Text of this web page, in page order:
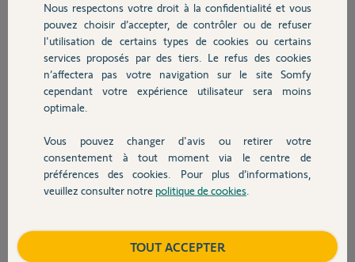
Chauffage
Autres produits
Devis avec un pro
Contact
PIERRE L.
il y a environ 6 ans
Participer au fil de discussion
Réponses
Après la RAZ, le voyant statut clignotait-il deux fois ?
Faites la RAZ
Statut clignote par deux fois.
Nous respectons votre droit à la confidentialité et vous
pouvez choisir d’accepter, de contrôler ou de refuser
l'utilisation de certains types de cookies ou certains
services proposés par des tiers. Le refus des cookies
n’affectera pas votre navigation sur le site Somfy
cependant votre expérience utilisateur sera moins
optimale.
Vous pouvez changer d'avis ou retirer votre
consentement à tout moment via le centre de
préférences des cookies. Pour plus d’informations,
veuillez consulter notre politique de cookies
TOUT ACCEPTER